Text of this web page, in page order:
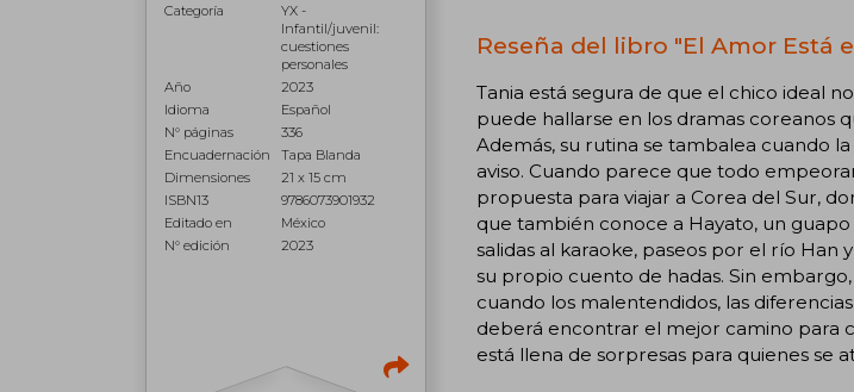
Categoría
YX -
Infantil/juvenil:
cuestiones
personales
Año
2023
Idioma
Español
N° páginas
336
Encuadernación
Tapa Blanda
Dimensiones
21 x 15 cm
ISBN13
9786073901932
Editado en
México
N° edición
2023
Reseña del libro "El Amor Está
Tania está segura de que el chico ideal
puede hallarse en los dramas coreanos
Además, su rutina se tambalea cuando
aviso. Cuando parece que todo
propuesta para viajar a Corea del Sur,
que también conoce a Hayato, un
salidas al karaoke, paseos por el río Han
su propio cuento de hadas. Sin
cuando los malentendidos, las
deberá encontrar el mejor camino para
está llena de sorpresas para quienes se